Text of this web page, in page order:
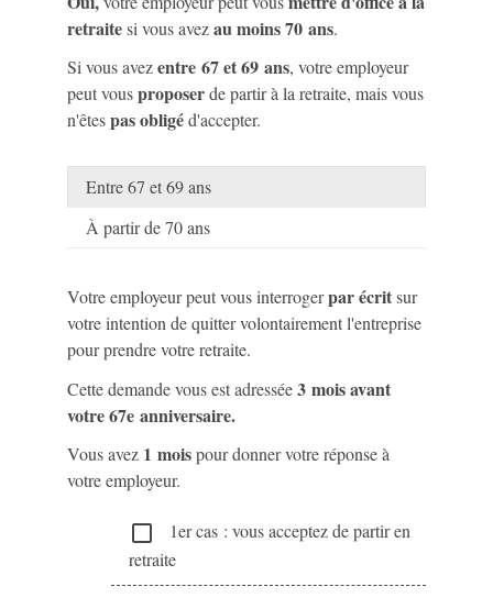
retraitesi vous avezau moins 70 ans.
Si vous avezentre 67 et 69 ans, votre employeur
peut vousproposerde partir à la retraite, mais vous
n'êtespas obligéd'accepter.
Entre 67 et 69 ans
À partir de 70 ans
Votre employeur peut vous interrogerpar écritsur
votre intention de quitter volontairement l'entreprise
pour prendre votre retraite.
Cette demande vous est adressée3 mois avant
votre 67e anniversaire.
Vous avez 1 moispour donner votre réponse à
votre employeur.
check_box_outline_blank
1er cas : vous acceptez de partir en
retraite